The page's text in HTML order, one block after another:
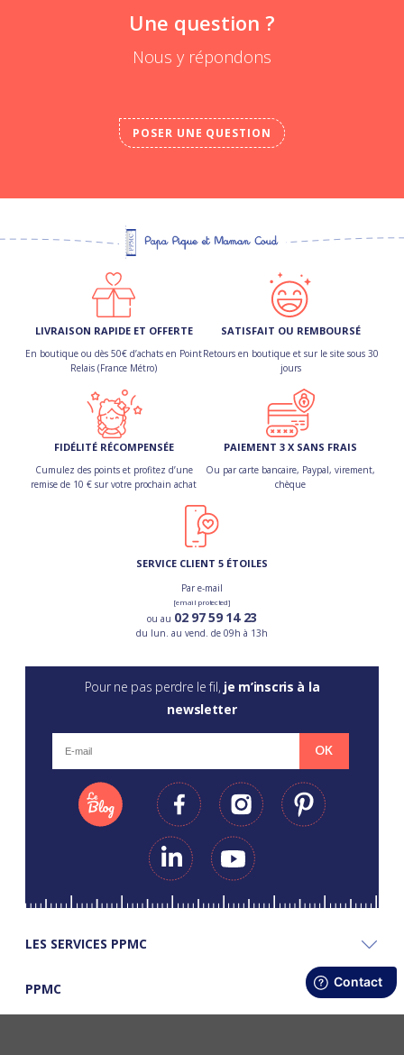
Une question ?
Nous y répondons
POSER UNE QUESTION
LIVRAISON RAPIDE ET OFFERTE
En boutique ou dès 50€ d’achats en Point
Relais (France Métro)
SATISFAIT OU REMBOURSÉ
Retours en boutique et sur le site sous 30
jours
FIDÉLITÉ RÉCOMPENSÉE
Cumulez des points et profitez d’une
remise de 10 € sur votre prochain achat
PAIEMENT 3 X SANS FRAIS
Ou par carte bancaire, Paypal, virement,
chèque
SERVICE CLIENT 5 ÉTOILES
Par e-mail
[email protected]
ou au 02 97 59 14 23
du lun. au vend. de 09h à 13h
Pour ne pas perdre le fil, je m’inscris à la
newsletter
OK
LES SERVICES PPMC
PPMC